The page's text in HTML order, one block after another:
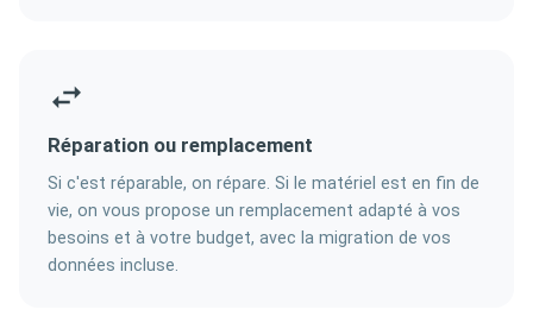
Réparation ou remplacement
Si c'est réparable, on répare. Si le matériel est en fin de
vie, on vous propose un remplacement adapté à vos
besoins et à votre budget, avec la migration de vos
données incluse.